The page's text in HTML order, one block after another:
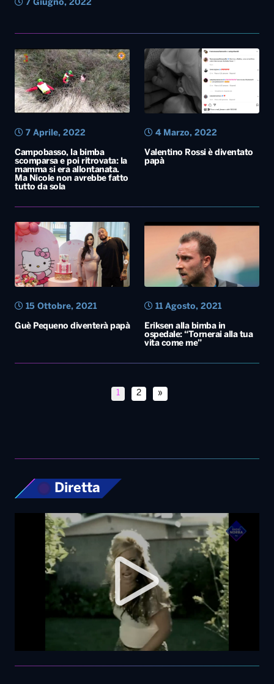
7 Giugno, 2022
Campobasso, la bimba
scomparsa e poi ritrovata: la
mamma si era allontanata.
Ma Nicole non avrebbe fatto
tutto da sola
7 Aprile, 2022
Valentino Rossi è diventato
papà
4 Marzo, 2022
Guè Pequeno diventerà papà
15 Ottobre, 2021
Eriksen alla bimba in
ospedale: “Tornerai alla tua
vita come me”
11 Agosto, 2021
1 2 »
Diretta